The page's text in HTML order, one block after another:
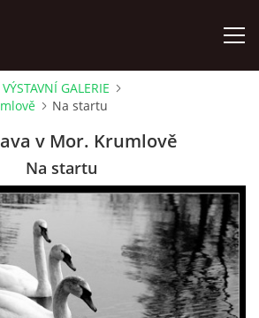
VÝSTAVNÍ GALERIE
Na startu
v Mor. Krumlově
Na startu